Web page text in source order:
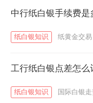
黄金T+D知识 / 粤
中行纸白银手续费是
纸白银知识 纸黄金交易
工行纸白银点差怎么
纸白银知识 国际白银